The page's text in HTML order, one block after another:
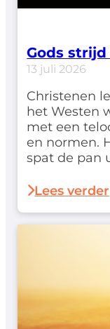
Gods
13 juli 2026
Christenen
het Westen
met een
en normen.
spat de pan
vervolgd.
Lees verder